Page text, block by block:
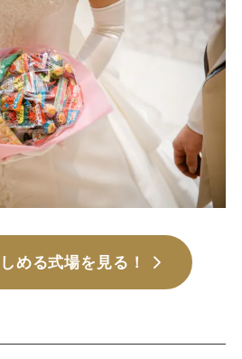
める式場を見る！